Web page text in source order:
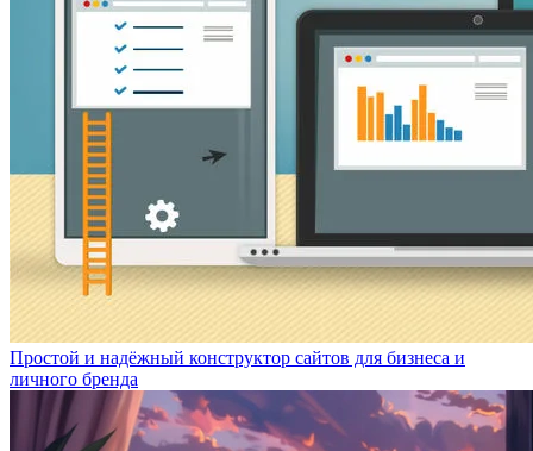
Простой и надёжный конструктор сайтов для бизнеса и
личного бренда